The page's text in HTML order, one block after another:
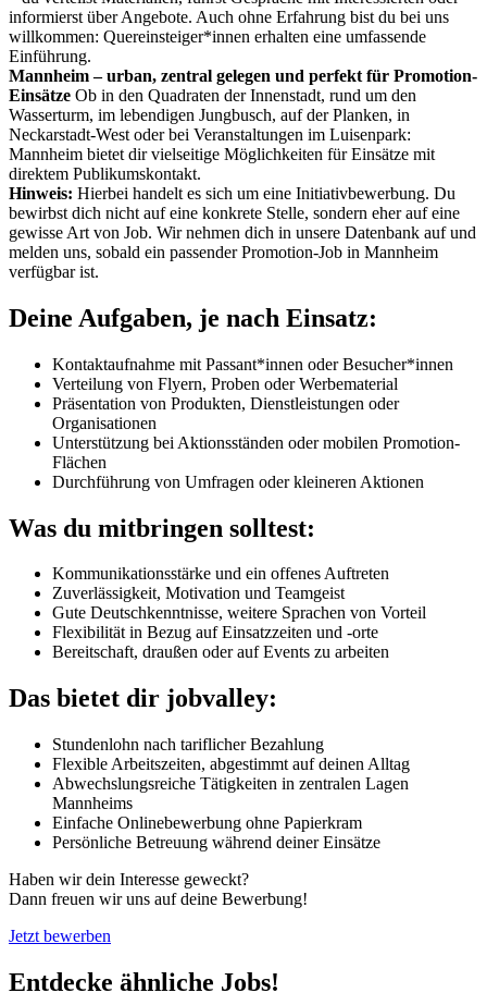
informierst über Angebote. Auch ohne Erfahrung bist du bei uns
willkommen: Quereinsteiger*innen erhalten eine umfassende
Einführung.
Mannheim – urban, zentral gelegen und perfekt für Promotion-
Einsätze Ob in den Quadraten der Innenstadt, rund um den
Wasserturm, im lebendigen Jungbusch, auf der Planken, in
Neckarstadt-West oder bei Veranstaltungen im Luisenpark:
Mannheim bietet dir vielseitige Möglichkeiten für Einsätze mit
direktem Publikumskontakt.
Hinweis: Hierbei handelt es sich um eine Initiativbewerbung. Du
bewirbst dich nicht auf eine konkrete Stelle, sondern eher auf eine
gewisse Art von Job. Wir nehmen dich in unsere Datenbank auf und
melden uns, sobald ein passender Promotion-Job in Mannheim
verfügbar ist.
Deine Aufgaben, je nach Einsatz:
Kontaktaufnahme mit Passant*innen oder Besucher*innen
Verteilung von Flyern, Proben oder Werbematerial
Präsentation von Produkten, Dienstleistungen oder
Organisationen
Unterstützung bei Aktionsständen oder mobilen Promotion-
Flächen
Durchführung von Umfragen oder kleineren Aktionen
Was du mitbringen solltest:
Kommunikationsstärke und ein offenes Auftreten
Zuverlässigkeit, Motivation und Teamgeist
Gute Deutschkenntnisse, weitere Sprachen von Vorteil
Flexibilität in Bezug auf Einsatzzeiten und -orte
Bereitschaft, draußen oder auf Events zu arbeiten
Das bietet dir jobvalley:
Stundenlohn nach tariflicher Bezahlung
Flexible Arbeitszeiten, abgestimmt auf deinen Alltag
Abwechslungsreiche Tätigkeiten in zentralen Lagen
Mannheims
Einfache Onlinebewerbung ohne Papierkram
Persönliche Betreuung während deiner Einsätze
Haben wir dein Interesse geweckt?
Dann freuen wir uns auf deine Bewerbung!
Jetzt bewerben
Entdecke ähnliche Jobs!